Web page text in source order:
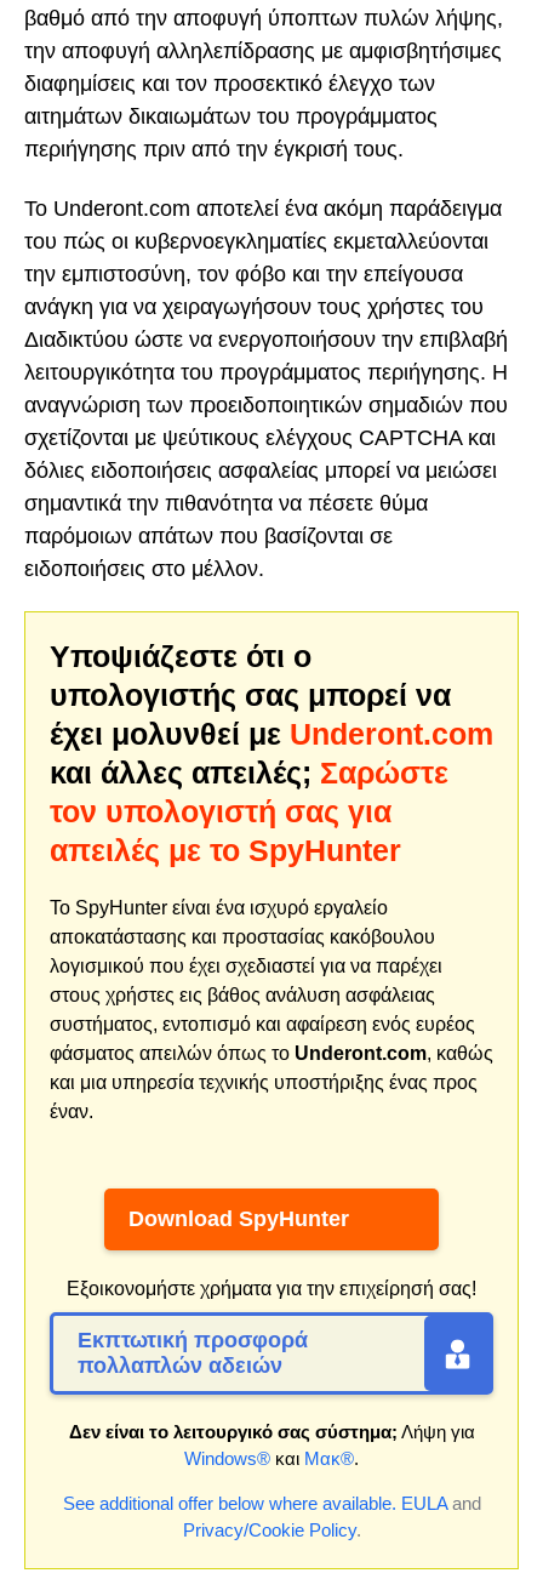
βαθμό από την αποφυγή ύποπτων πυλών λήψης,
την αποφυγή αλληλεπίδρασης με αμφισβητήσιμες
διαφημίσεις και τον προσεκτικό έλεγχο των
αιτημάτων δικαιωμάτων του προγράμματος
περιήγησης πριν από την έγκρισή τους.
Το Underont.com αποτελεί ένα ακόμη παράδειγμα
του πώς οι κυβερνοεγκληματίες εκμεταλλεύονται
την εμπιστοσύνη, τον φόβο και την επείγουσα
ανάγκη για να χειραγωγήσουν τους χρήστες του
Διαδικτύου ώστε να ενεργοποιήσουν την επιβλαβή
λειτουργικότητα του προγράμματος περιήγησης. Η
αναγνώριση των προειδοποιητικών σημαδιών που
σχετίζονται με ψεύτικους ελέγχους CAPTCHA και
δόλιες ειδοποιήσεις ασφαλείας μπορεί να μειώσει
σημαντικά την πιθανότητα να πέσετε θύμα
παρόμοιων απάτων που βασίζονται σε
ειδοποιήσεις στο μέλλον.
Υποψιάζεστε ότι ο
υπολογιστής σας μπορεί να
έχει μολυνθεί με Underont.com
και άλλες απειλές; Σαρώστε
τον υπολογιστή σας για
απειλές με το SpyHunter
Το SpyHunter είναι ένα ισχυρό εργαλείο
αποκατάστασης και προστασίας κακόβουλου
λογισμικού που έχει σχεδιαστεί για να παρέχει
στους χρήστες εις βάθος ανάλυση ασφάλειας
συστήματος, εντοπισμό και αφαίρεση ενός ευρέος
φάσματος απειλών όπως το Underont.com, καθώς
και μια υπηρεσία τεχνικής υποστήριξης ένας προς
έναν.
Download SpyHunter
Εξοικονομήστε χρήματα για την επιχείρησή σας!
Εκπτωτική προσφορά
πολλαπλών αδειών
Δεν είναι το λειτουργικό σας σύστημα; Λήψη για
Windows® και Μακ®.
See additional offer below where available. EULAand
Privacy/Cookie Policy.